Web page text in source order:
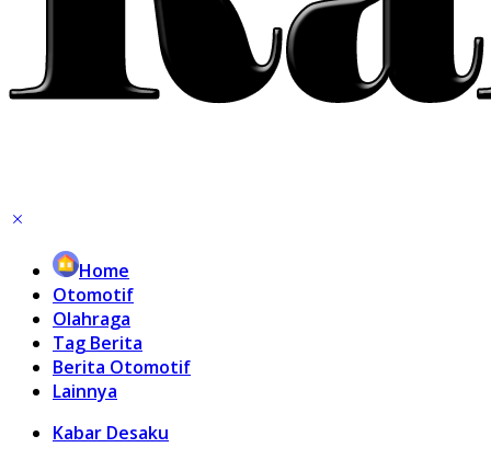
Home
Otomotif
Olahraga
Tag Berita
Berita Otomotif
Lainnya
Kabar Desaku